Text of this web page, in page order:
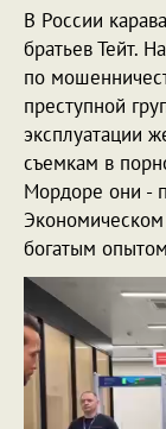
В России
братьев Тейт.
по
преступной
эксплуатации
съемкам в
Мордоре они -
богатым